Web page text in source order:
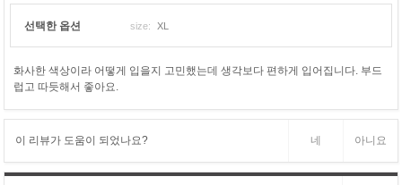
선택한 옵션 size: XL
화사한 색상이라 어떻게 입을지 고민했는데 생각보다 편하게 입어집니다. 부드
럽고 따듯해서 좋아요.
이 리뷰가 도움이 되었나요? 네 아니요